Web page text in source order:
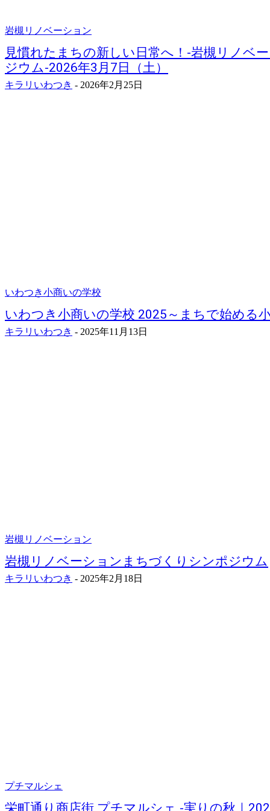
岩槻リノベーション
見慣れたまちの新しい日常へ！-岩槻リノベ
ジウム-2026年3月7日（土）
キラリいわつき - 2026年2月25日
いわつき小商いの学校
いわつき小商いの学校 2025～まちで始める
キラリいわつき - 2025年11月13日
岩槻リノベーション
岩槻リノベーションまちづくりシンポジウム
キラリいわつき - 2025年2月18日
プチマルシェ